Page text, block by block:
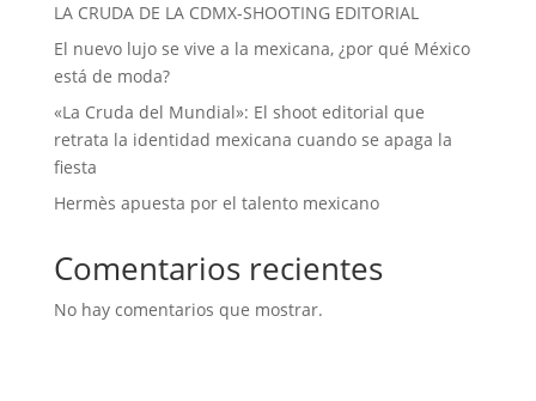
LA CRUDA DE LA CDMX-SHOOTING EDITORIAL
El nuevo lujo se vive a la mexicana, ¿por qué México
está de moda?
«La Cruda del Mundial»: El shoot editorial que
retrata la identidad mexicana cuando se apaga la
fiesta
Hermès apuesta por el talento mexicano
Comentarios recientes
No hay comentarios que mostrar.